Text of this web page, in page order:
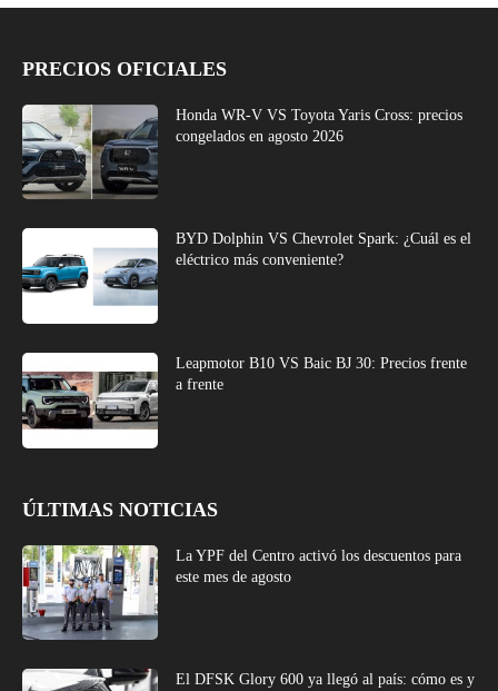
PRECIOS OFICIALES
Honda WR-V VS Toyota Yaris Cross: precios
congelados en agosto 2026
BYD Dolphin VS Chevrolet Spark: ¿Cuál es el
eléctrico más conveniente?
Leapmotor B10 VS Baic BJ 30: Precios frente
a frente
ÚLTIMAS NOTICIAS
La YPF del Centro activó los descuentos para
este mes de agosto
El DFSK Glory 600 ya llegó al país: cómo es y